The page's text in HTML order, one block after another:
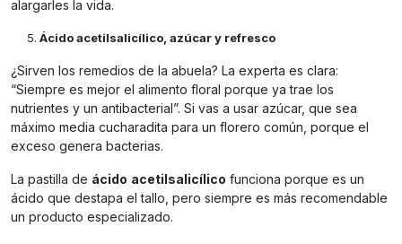
alargarles la vida.
Ácido acetilsalicílico, azúcar y refresco
¿Sirven los remedios de la abuela? La experta es clara:
“Siempre es mejor el alimento floral porque ya trae los
nutrientes y un antibacterial”. Si vas a usar azúcar, que sea
máximo media cucharadita para un florero común, porque el
exceso genera bacterias.
La pastilla de ácido acetilsalicílico funciona porque es un
ácido que destapa el tallo, pero siempre es más recomendable
un producto especializado.